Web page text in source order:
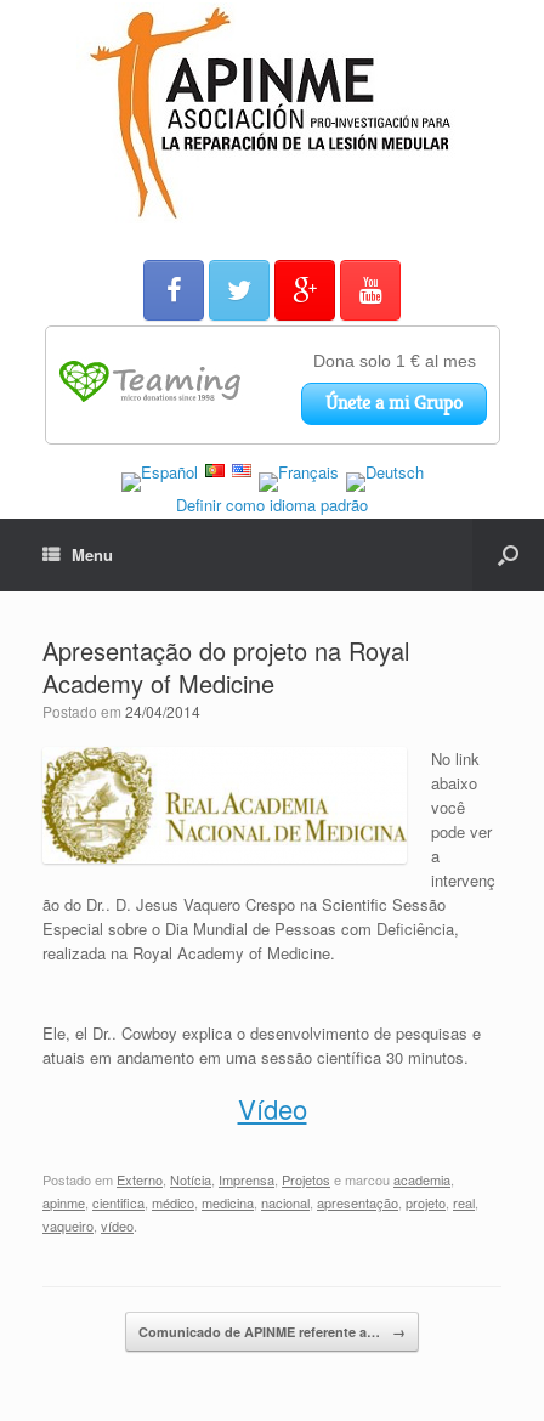
Definir como idioma padrão
Menu
Apresentação do projeto na Royal
Academy of Medicine
Postado em 24/04/2014
No link
abaixo
você
pode ver
a
intervenç
ão do Dr.. D. Jesus Vaquero Crespo na Scientific Sessão
Especial sobre o Dia Mundial de Pessoas com Deficiência,
realizada na Royal Academy of Medicine.
Ele, el Dr.. Cowboy explica o desenvolvimento de pesquisas e
atuais em andamento em uma sessão científica 30 minutos.
Vídeo
Postado em Externo Notícia Imprensa Projetos e marcouacademia
apinme cientifica médico medicina nacional apresentação projeto real
vaqueiro vídeo
Mensagem navegaçãoComunicado de APINME referente a… →